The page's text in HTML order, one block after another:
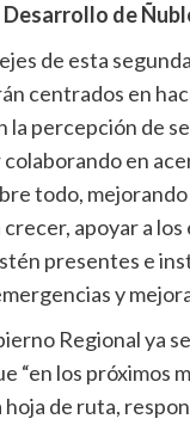
de
de esta
centrados en
la percepción de
en
todo,
apoyar a
presentes e
y
Regional ya
“en los próximos
de ruta,